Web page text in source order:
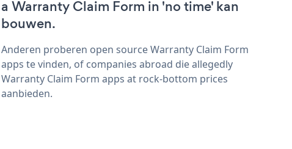
a Warranty Claim Form in 'no time' kan
bouwen.
Anderen proberen open source Warranty Claim Form
apps te vinden, of companies abroad die allegedly
Warranty Claim Form apps at rock-bottom prices
aanbieden.